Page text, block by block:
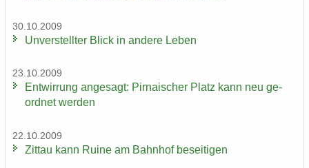
30.10.2009
Un­ver­stell­ter Blick in an­de­re Leben
23.10.2009
Ent­wir­rung an­ge­sagt: Pir­na­i­scher Platz kann neu ge­
ord­net wer­den
22.10.2009
Zit­tau kann Ruine am Bahn­hof be­sei­ti­gen